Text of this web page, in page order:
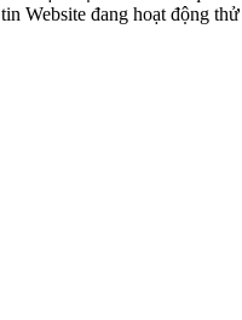
Website đang hoạt động